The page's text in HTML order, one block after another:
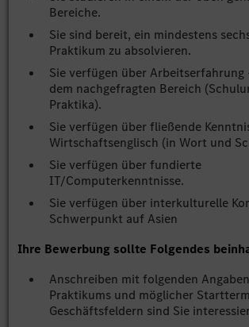
Bereiche.
Sie sind bereit, ein mindestens
Praktikum zu absolvieren.
Sie verfügen über Arbeitserfahrung
dem nachgefragten Bereich
Praktika).
Sie verfügen über fließende
Wirtschaftsenglisch (in Wort und
Sie verfügen über fundierte
IT/Computerkenntnisse.
Sie verfügen über interkulturelle
Schwerpunkt auf Asien
Ihre Bewerbung sollte Folgendes
Anschreiben mit folgenden
Praktikums und möglicher
Geschäftsfeldern sind Sie